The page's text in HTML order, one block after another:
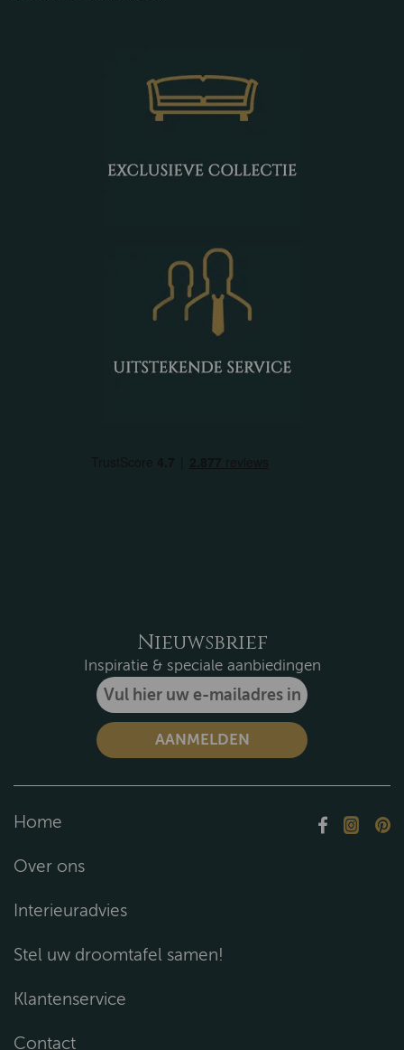
Nieuwsbrief
Inspiratie & speciale aanbiedingen
Home
Over ons
Interieuradvies
Stel uw droomtafel samen!
Klantenservice
Contact